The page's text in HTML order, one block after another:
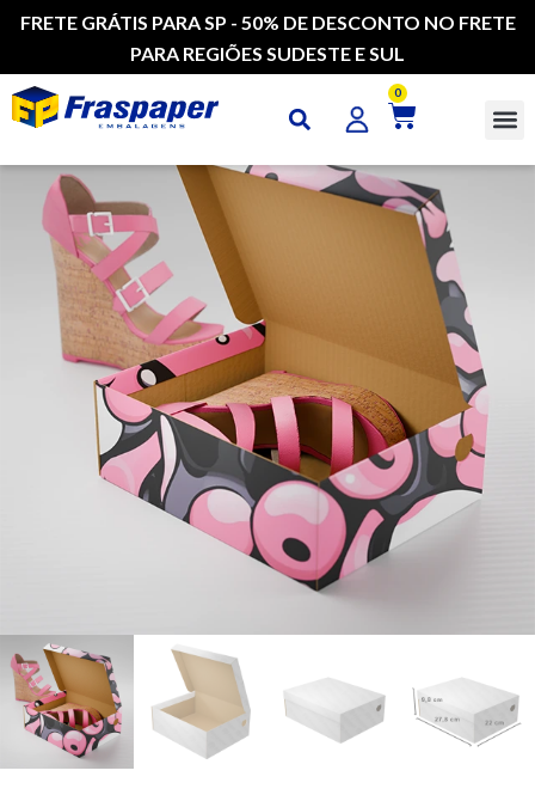
FRETE GRÁTIS PARA SP - 50% DE DESCONTO NO FRETE
PARA REGIÕES SUDESTE E SUL
0